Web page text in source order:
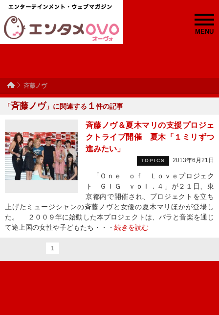
MENU
斉藤ノヴ
「斉藤ノヴ 」に関連する １ 件の記事
斉藤ノヴ＆夏木マリの支援プロジェ
クトライブ開催 夏木「１ミリずつ
進みたい」
TOPICS 2013年6月21日
「Ｏｎｅ ｏｆ Ｌｏｖｅプロジェク
ト ＧＩＧ ｖｏｌ．４」が２１日、東
京都内で開催され、プロジェクトを立ち
上げたミュージシャンの斉藤ノヴと女優の夏木マリほかが登場し
た。 ２００９年に始動した本プロジェクトは、バラと音楽を通じ
て途上国の女性や子どもたち・・・ 続きを読む
1